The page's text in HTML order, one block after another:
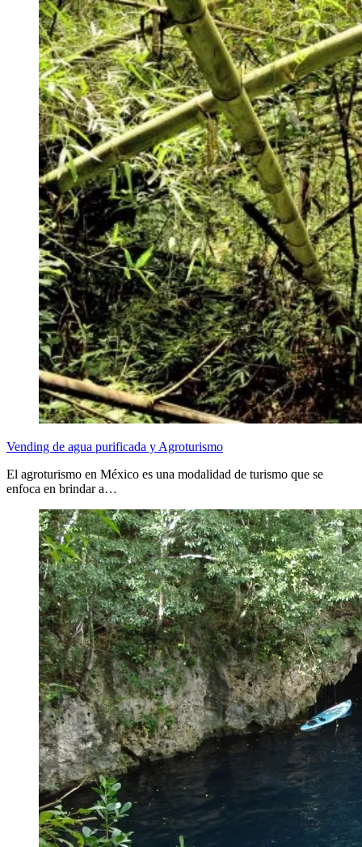
Vending de agua purificada y Agroturismo
El agroturismo en México es una modalidad de turismo que se
enfoca en brindar a…